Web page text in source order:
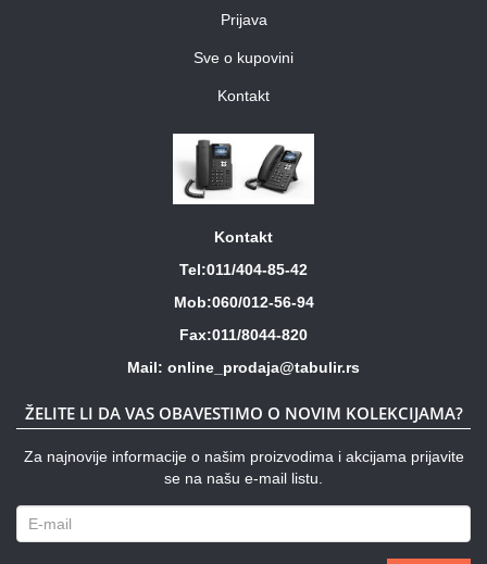
Prijava
Sve o kupovini
Kontakt
Kontakt
Tel:011/404-85-42
Mob:060/012-56-94
Fax:011/8044-820
Mail: online_prodaja@tabulir.rs
ŽELITE LI DA VAS OBAVESTIMO O NOVIM KOLEKCIJAMA?
Za najnovije informacije o našim proizvodima i akcijama prijavite
se na našu e-mail listu.